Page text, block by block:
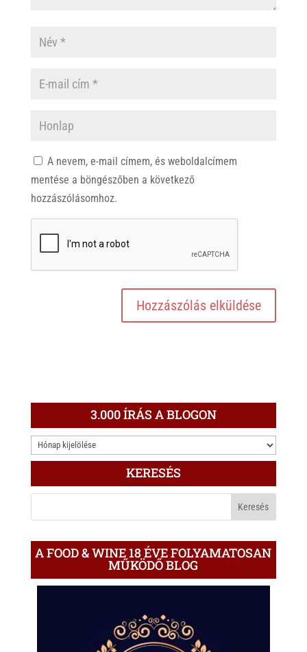
A nevem, e-mail címem, és weboldalcímem
mentése a böngészőben a következő
hozzászólásomhoz.
3.000 ÍRÁS A BLOGON
3.000
ÍRÁS
KERESÉS
A FOOD & WINE 18 ÉVE FOLYAMATOSAN
MŰKÖDŐ BLOG